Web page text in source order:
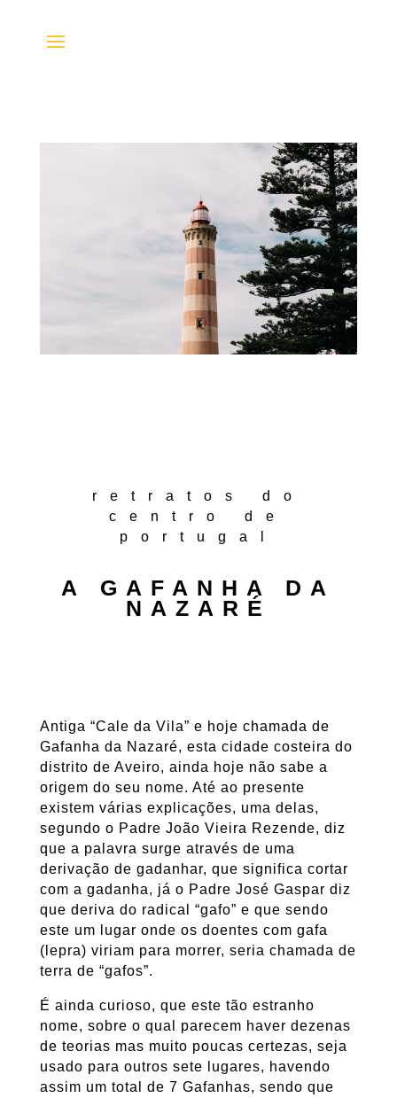
retratos do
centro de
portugal
A GAFANHA DA
NAZARÉ
Antiga “Cale da Vila” e hoje chamada de
Gafanha da Nazaré, esta cidade costeira do
distrito de Aveiro, ainda hoje não sabe a
origem do seu nome. Até ao presente
existem várias explicações, uma delas,
segundo o Padre João Vieira Rezende, diz
que a palavra surge através de uma
derivação de gadanhar, que significa cortar
com a gadanha, já o Padre José Gaspar diz
que deriva do radical “gafo” e que sendo
este um lugar onde os doentes com gafa
(lepra) viriam para morrer, seria chamada de
terra de “gafos”.
É ainda curioso, que este tão estranho
nome, sobre o qual parecem haver dezenas
de teorias mas muito poucas certezas, seja
usado para outros sete lugares, havendo
assim um total de 7 Gafanhas, sendo que